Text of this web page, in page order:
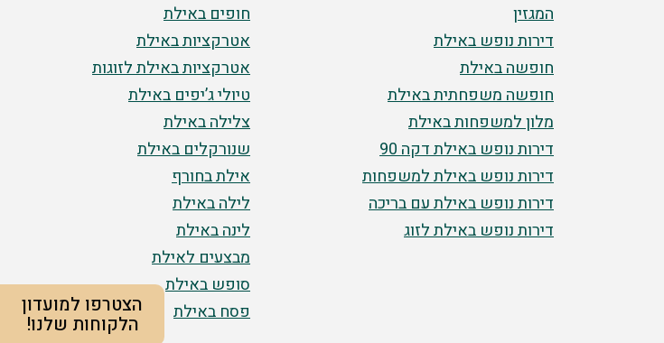
הצטרפו למועדון
הלקוחות שלנו!
המגזין
דירות נופש באילת
חופשה באילת
חופשה משפחתית באילת
מלון למשפחות באילת
דירות נופש באילת דקה 90
דירות נופש באילת למשפחות
דירות נופש באילת עם בריכה
דירות נופש באילת לזוג
חופים באילת
אטרקציות באילת
אטרקציות באילת לזוגות
טיולי ג’יפים באילת
צלילה באילת
שנורקלים באילת
אילת בחורף
לילה באילת
לינה באילת
מבצעים לאילת
סופש באילת
פסח באילת